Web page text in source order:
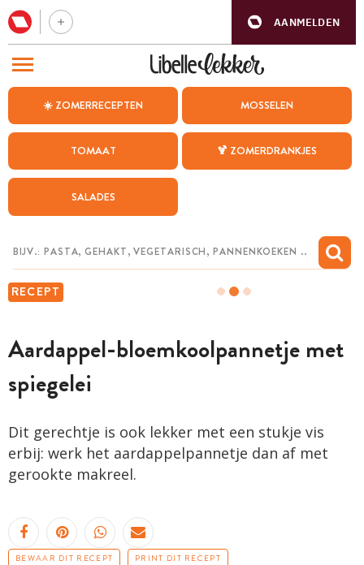
AANMELDEN
☀️ ZOMERRECEPTEN MOSSELEN
TOMAAT 🍹 ZOMERDRANKJES
SALADES
RECEPT
Aardappel-bloemkoolpannetje met
spiegelei
Dit gerechtje is ook lekker met een stukje vis
erbij: werk het aardappelpannetje dan af met
gerookte makreel.
BEWAAR DIT RECEPT PRINT DIT RECEPT
BEZOEK ONZE ANDERE WEBSITES
WEEKMENU
CHAT MET MAIA
MIJN BEWAARDE RECEPTEN